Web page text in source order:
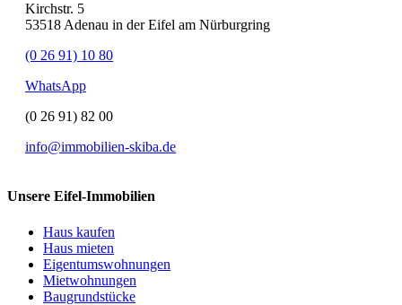
Kirchstr. 5
53518 Adenau in der Eifel am Nürburgring
(0 26 91) 10 80
WhatsApp
(0 26 91) 82 00
info@immobilien-skiba.de
Unsere Eifel-Immobilien
Haus kaufen
Haus mieten
Eigentumswohnungen
Mietwohnungen
Baugrundstücke